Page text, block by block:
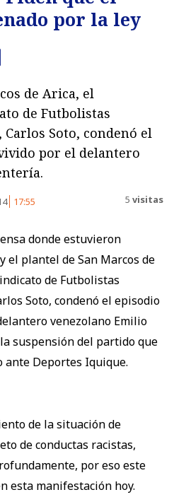
por la ley
de Arica, el
de Futbolistas
Carlos Soto, condenó el
por el delantero
17:55 5 visitas
donde estuvieron
el plantel de San Marcos de
de Futbolistas
Soto, condenó el episodio
venezolano Emilio
suspensión del partido que
ante Deportes Iquique.
de la situación de
de conductas racistas,
por eso este
esta manifestación hoy.